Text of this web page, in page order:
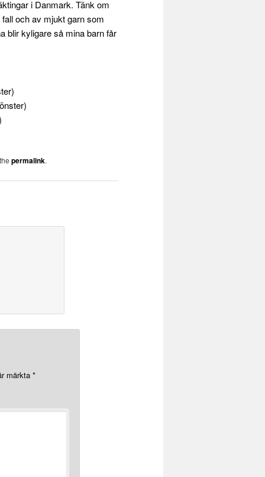
i Danmark. Tänk om
och av mjukt garn som
blir kyligare så mina barn får
permalink.
märkta *